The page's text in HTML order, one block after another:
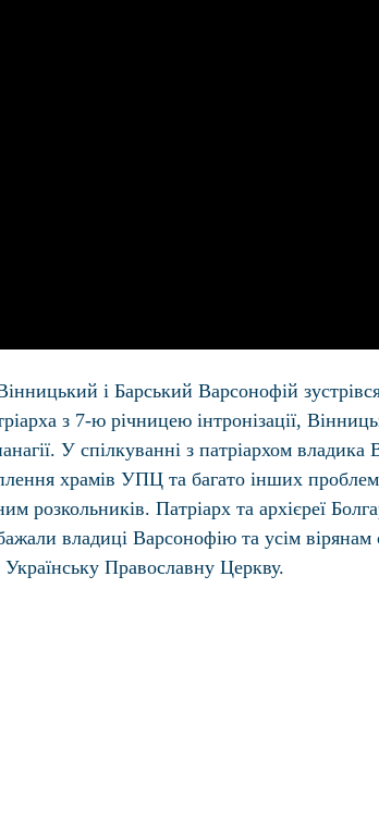
і Барський Варсонофій
з 7-ю річницею інтронізації,
У спілкуванні з патріархом
храмів УПЦ та багато інших
розкольників. Патріарх та архієреї
владиці Варсонофію та усім вірянам
Православну Церкву.